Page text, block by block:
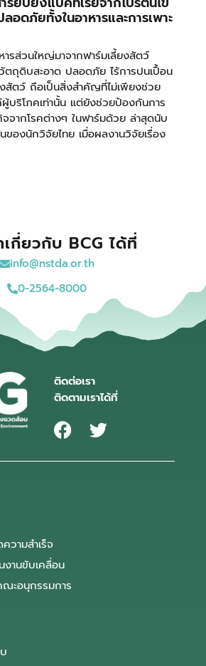
อดภัยทั้งในอาหารและการเพาะ
ารส่วนใหญ่มาจากฟาร์มเลี้ยงสัตว์
ตถุดิบสะอาด ปลอดภัย ไร้การปนเปื้อน
งสัตว์ ถือเป็นสิ่งสำคัญที่ไม่เพียงช่วย
ผู้บริโภคเท่านั้น แต่ยังช่วยป้องกันการ
จากโรคต่างๆ ในฟาร์มด้วย ล่าสุดนับ
ของนักวิจัยไทย เมื่อผลงานวิจัยเรื่อง
กี่ยวกับ BCG ได้ที่
info@nstda.or.th
0-2564-8000
ติดต่อเรา
ติดตามเราได้ที่
วามสำเร็จ
งานขับเคลื่อน
ะอนุกรรมการ